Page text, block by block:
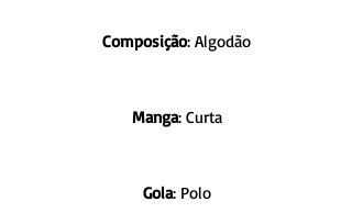
Composição: Algodão
Manga: Curta
Gola: Polo